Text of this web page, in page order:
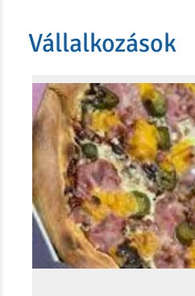
Vállalkozások